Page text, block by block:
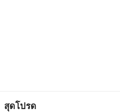
สุดโปรด